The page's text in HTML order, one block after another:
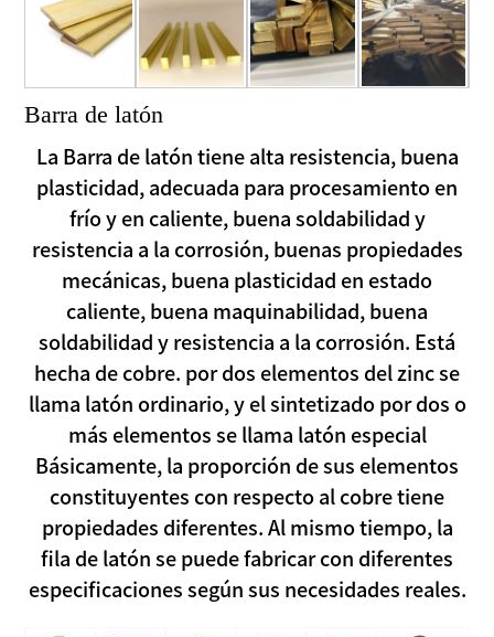
Barra de latón
La Barra de latón tiene alta resistencia, buena
plasticidad, adecuada para procesamiento en
frío y en caliente, buena soldabilidad y
resistencia a la corrosión, buenas propiedades
mecánicas, buena plasticidad en estado
caliente, buena maquinabilidad, buena
soldabilidad y resistencia a la corrosión. Está
hecha de cobre. por dos elementos del zinc se
llama latón ordinario, y el sintetizado por dos o
más elementos se llama latón especial
Básicamente, la proporción de sus elementos
constituyentes con respecto al cobre tiene
propiedades diferentes. Al mismo tiempo, la
fila de latón se puede fabricar con diferentes
especificaciones según sus necesidades reales.